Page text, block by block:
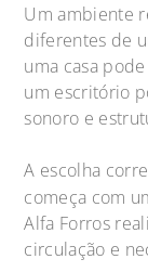
Um ambiente
diferentes de
uma casa
um escritório
sonoro e
A escolha
começa com
Alfa Forros
circulação e